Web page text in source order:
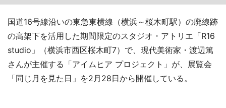
国道16号線沿いの東急東横線（横浜～桜木町駅）の廃線跡
の高架下を活用した期間限定のスタジオ・アトリエ「R16
studio」（横浜市西区桜木町7）で、現代美術家・渡辺篤
さんが主催する「アイムヒア プロジェクト」が、展覧会
「同じ月を見た日」を2月28日から開催している。